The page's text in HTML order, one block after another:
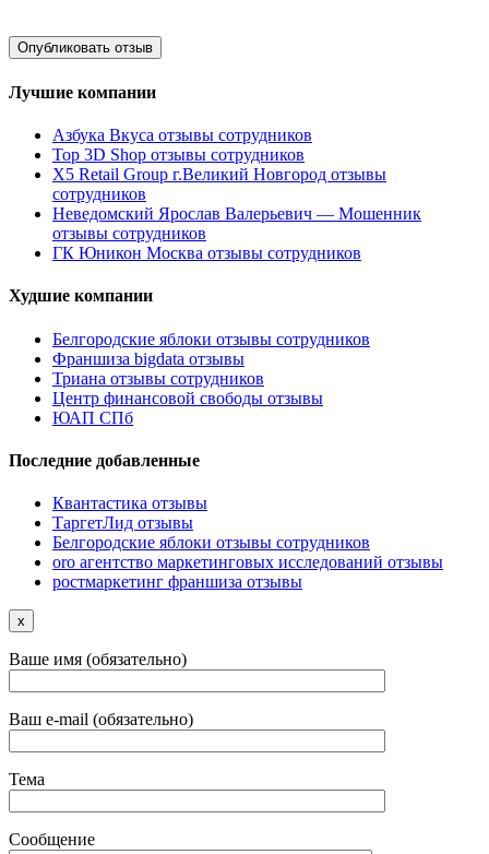
Лучшие компании
Азбука Вкуса отзывы сотрудников
Top 3D Shop отзывы сотрудников
X5 Retail Group г.Великий Новгород отзывы
сотрудников
Неведомский Ярослав Валерьевич — Мошенник
отзывы сотрудников
ГК Юникон Москва отзывы сотрудников
Худшие компании
Белгородские яблоки отзывы сотрудников
Франшиза bigdata отзывы
Триана отзывы сотрудников
Центр финансовой свободы отзывы
ЮАП СПб
Последние добавленные
Квантастика отзывы
ТаргетЛид отзывы
Белгородские яблоки отзывы сотрудников
oro агентство маркетинговых исследований отзывы
ростмаркетинг франшиза отзывы
x
Ваше имя (обязательно)
Ваш e-mail (обязательно)
Тема
Сообщение